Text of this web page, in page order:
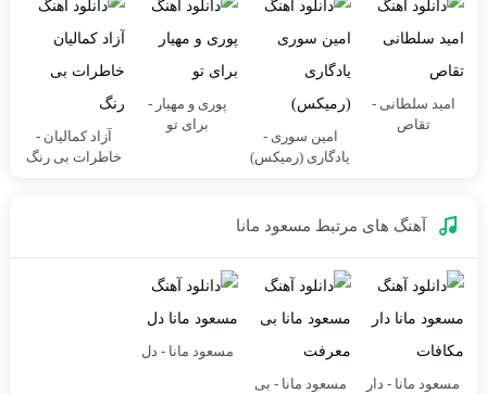
امید سلطانی -
تقاص
امین سوری -
یادگاری (رمیکس)
پوری و مهیار -
برای تو
آزاد کمالیان -
خاطرات بی رنگ
آهنگ های مرتبط مسعود مانا
مسعود مانا - دار
مسعود مانا - بی
مسعود مانا - دل